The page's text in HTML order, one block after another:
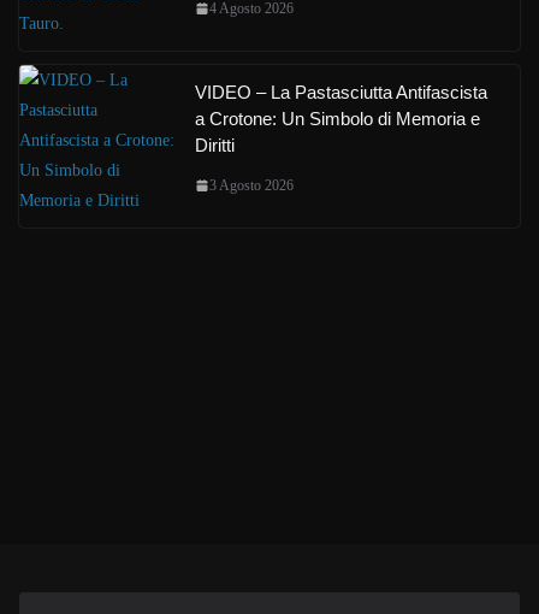
4 Agosto 2026
VIDEO – La Pastasciutta Antifascista
a Crotone: Un Simbolo di Memoria e
Diritti
3 Agosto 2026